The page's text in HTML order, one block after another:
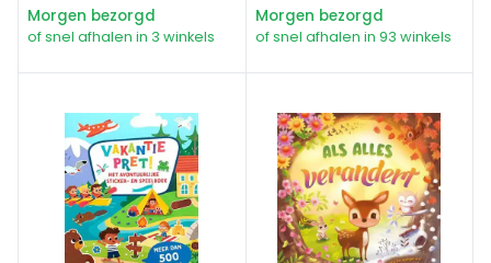
Morgen bezorgd
of snel afhalen in 3 winkels
Morgen bezorgd
of snel afhalen in 93 winkels